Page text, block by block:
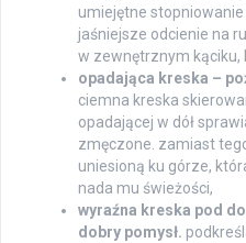
umiejętne
jaśniejsze odcienie na
w zewnętrznym kąciku,
opadająca kreska –
ciemna kreska
opadającej w dół
zmęczone. zamiast
uniesioną ku górze,
nada mu świeżości,
wyraźna kreska pod
dobry pomysł.